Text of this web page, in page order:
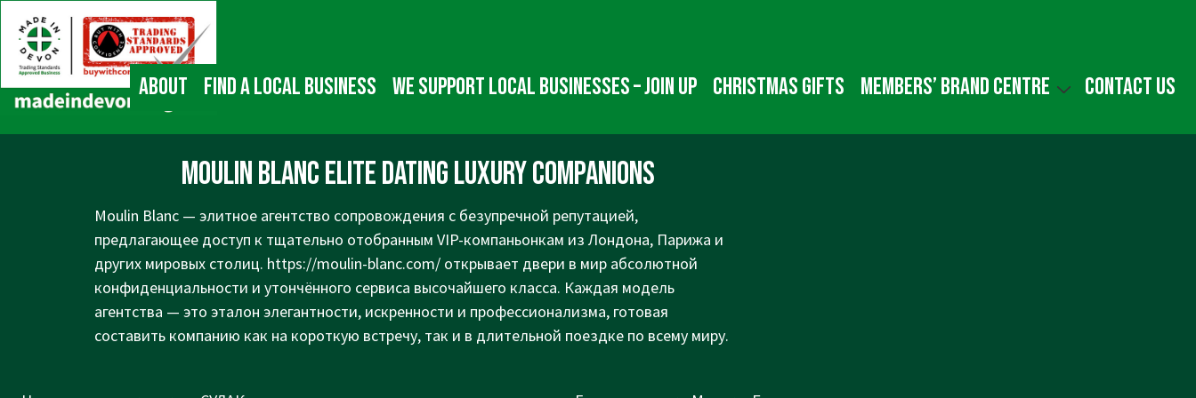
Skip
Main
Content
Main
Navigation
About Find a local business We Support Local Businesses – Join up Christmas gifts Members’ Brand Centre Contact us
Moulin Blanc Elite Dating Luxury Companions
Moulin Blanc — элитное агентство сопровождения с безупречной репутацией,
предлагающее доступ к тщательно отобранным VIP-компаньонкам из Лондона, Парижа и
других мировых столиц. https://moulin-blanc.com/ открывает двери в мир абсолютной
конфиденциальности и утончённого сервиса высочайшего класса. Каждая модель
агентства — это эталон элегантности, искренности и профессионализма, готовая
составить компанию как на короткую встречу, так и в длительной поездке по всему миру.